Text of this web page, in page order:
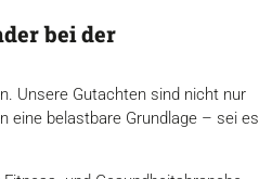
bei der
Unsere Gutachten sind nicht nur
eine belastbare Grundlage – sei es